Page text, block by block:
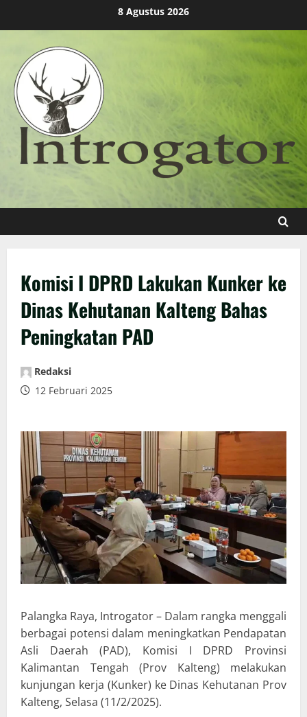
8 Agustus 2026
Komisi I DPRD Lakukan Kunker ke
Dinas Kehutanan Kalteng Bahas
Peningkatan PAD
Redaksi
12 Februari 2025
Palangka Raya, Introgator – Dalam rangka menggali
berbagai potensi dalam meningkatkan Pendapatan
Asli Daerah (PAD), Komisi I DPRD Provinsi
Kalimantan Tengah (Prov Kalteng) melakukan
kunjungan kerja (Kunker) ke Dinas Kehutanan Prov
Kalteng, Selasa (11/2/2025).